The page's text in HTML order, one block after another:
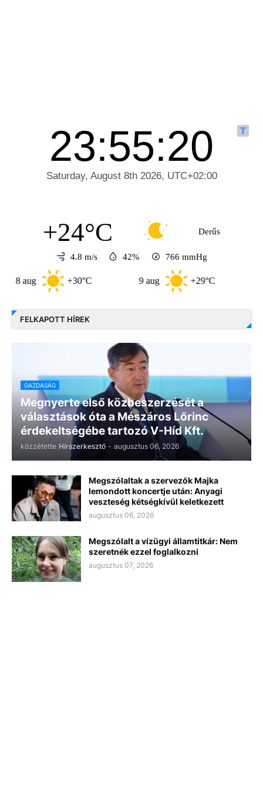
+24°C Derűs
4.8 m/s 42% 766 mmHg
+30°C +29°C
FELKAPOTT HÍREK
GAZDASÁG
Megnyerte első közbeszerzését a
választások óta a Mészáros Lőrinc
érdekeltségébe tartozó V-Híd Kft.
közzétette Hírszerkesztő - augusztus 06, 2026
Megszólaltak a szervezők Majka
lemondott koncertje után: Anyagi
veszteség kétségkívül keletkezett
augusztus 06, 2026
Megszólalt a vízügyi államtitkár: Nem
szeretnék ezzel foglalkozni
augusztus 07, 2026